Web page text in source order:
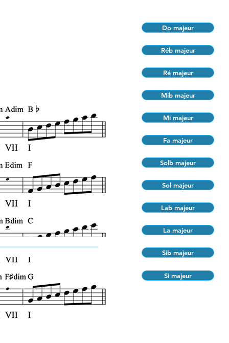
Do majeur
Réb majeur
Ré majeur
Mib majeur
Mi majeur
Fa majeur
Solb majeur
Sol majeur
Lab majeur
La majeur
Sib majeur
Si majeur